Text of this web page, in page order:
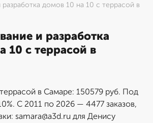
домов 10 на 10 с террасой в
и разработка
10 с террасой в
в Самаре: 150579 руб. Под
С 2011 по 2026 — 4477 заказов,
samara@a3d.ru для Денису